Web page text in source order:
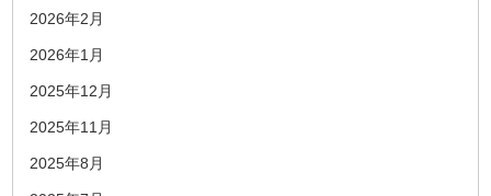
2026年2月
2026年1月
2025年12月
2025年11月
2025年8月